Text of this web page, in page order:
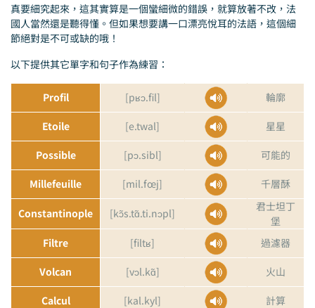
真要細究起來，這其實算是一個蠻細微的錯誤，就算放著不改，法
國人當然還是聽得懂。但如果想要講一口漂亮悅耳的法語，這個細
節絕對是不可或缺的哦！
以下提供其它單字和句子作為練習：
Profil [pʁɔ.fil] 輪廓
Etoile [e.twal] 星星
Possible [pɔ.sibl] 可能的
Millefeuille [mil.fœj] 千層酥
Constantinople [kɔ̃s.tɑ̃.ti.nɔpl]
君士坦丁
堡
Filtre
[filtʁ] 過濾器
Volcan [vɔl.kɑ̃] 火山
Calcul [kal.kyl] 計算